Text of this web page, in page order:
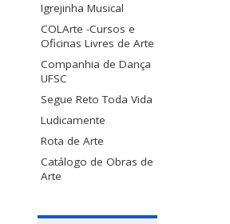
Igrejinha Musical
COLArte -Cursos e
Oficinas Livres de Arte
Companhia de Dança
UFSC
Segue Reto Toda Vida
Ludicamente
Rota de Arte
Catálogo de Obras de
Arte